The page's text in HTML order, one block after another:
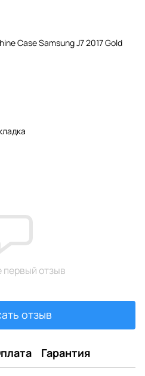
Case Samsung J7 2017 Gold
первый отзыв
отзыв
Гарантия